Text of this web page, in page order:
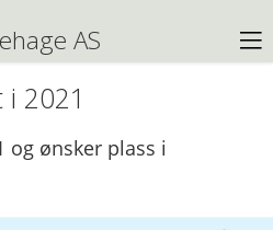
AS
2021
og ønsker plass i